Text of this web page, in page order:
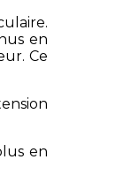
en
Ce
en